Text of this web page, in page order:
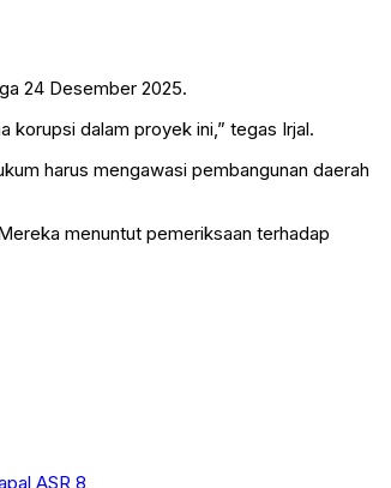
24 Desember 2025.
korupsi dalam proyek ini,” tegas Irjal.
harus mengawasi pembangunan daerah
menuntut pemeriksaan terhadap